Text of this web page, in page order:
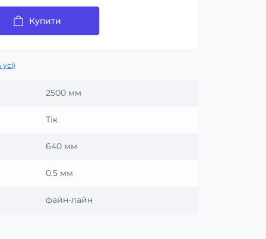
Купити
2500 мм
Тік
640 мм
0.5 мм
файн-лайн